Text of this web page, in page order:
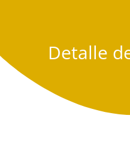
Detalle